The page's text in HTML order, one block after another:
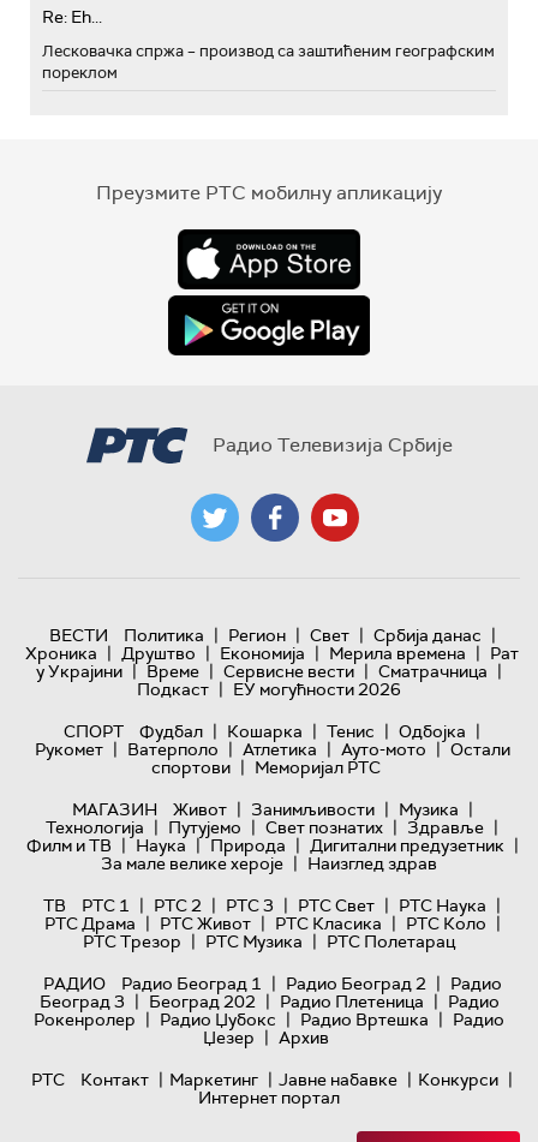
Re: Eh...
Лесковачка спржа – производ са заштићеним географским
пореклом
Преузмите РТС мобилну апликацију
Радио Телевизија Србије
ВЕСТИ Политика | Регион | Свет | Србија данас |
Хроника | Друштво | Економија | Мерила времена | Рат
у Украјини | Време | Сервисне вести | Сматрачница |
Подкаст | ЕУ могућности 2026
СПОРТ
Фудбал | Кошарка | Тенис | Одбојка |
Рукомет | Ватерполо | Атлетика | Ауто-мото | Остали
спортови | Меморијал РТС
МАГАЗИН
Живот | Занимљивости | Музика |
Технологијa | Путујемо | Свет познатих | Здравље |
Филм и ТВ | Наука | Природа | Дигитални предузетник |
За мале велике хероје | Наизглед здрав
ТВ
РТС 1 | РТС 2 | РТС 3 | РТС Свет | РТС Наука |
РТС Драма | РТС Живот | РТС Класика | РТС Коло |
РТС Трезор | РТС Музика | РТС Полетарац
РАДИО
Радио Београд 1 | Радио Београд 2 | Радио
Београд 3 | Београд 202 | Радио Плетеница | Радио
Рокенролер | Радио Џубокс | Радио Вртешка | Радио
Џезер | Архив
РТС
Контакт | Маркетинг | Јавне набавке | Конкурси |
Интернет портал